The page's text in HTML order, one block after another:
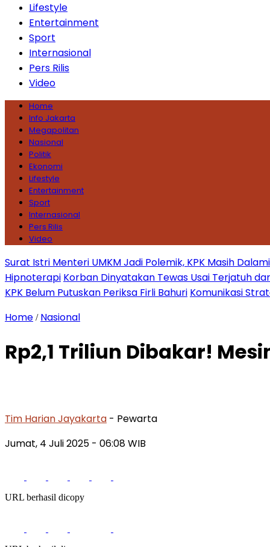
Lifestyle
Entertainment
Sport
Internasional
Pers Rilis
Video
Home
Info Jakarta
Megapolitan
Nasional
Politik
Ekonomi
Lifestyle
Entertainment
Sport
Internasional
Pers Rilis
Video
Surat Istri Menteri UMKM Jadi Polemik, KPK Masih
Hipnoterapi Korban Dinyatakan Tewas Usai Terjatuh
KPK Belum Putuskan Periksa Firli Bahuri Komunikasi
Home / Nasional
Rp2,1 Triliun Dibakar!
Tim Harian Jayakarta - Pewarta
Jumat, 4 Juli 2025 - 06:08 WIB
URL berhasil dicopy